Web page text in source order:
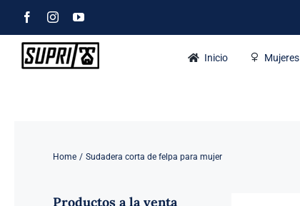
content
FacebookInstagramYouTube
Inicio Mujeres
Home Sudadera corta de felpa para mujer
Productos a la venta